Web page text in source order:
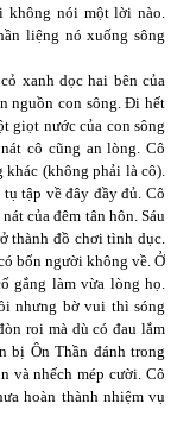
không nói một lời nào.
liệng nó xuống sông
xanh dọc hai bên của
nguồn con sông. Đi hết
giọt nước của con sông
cô cũng an lòng. Cô
khác (không phải là cô).
tập về đây đầy đủ. Cô
của đêm tân hôn. Sáu
thành đồ chơi tình dục.
bốn người không về. Ở
gắng làm vừa lòng họ.
nhưng bờ vui thì sóng
roi mà dù có đau lắm
bị Ôn Thần đánh trong
và nhếch mép cười. Cô
hoàn thành nhiệm vụ